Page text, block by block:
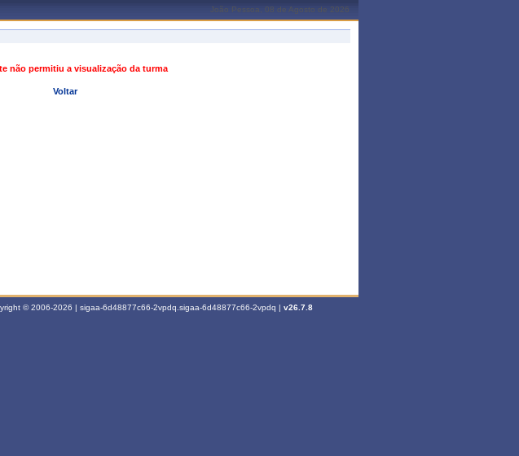
João Pessoa, 08 de Agosto de 2026
não permitiu a visualização da turma
Voltar
© 2006-2026 | sigaa-6d48877c66-2vpdq.sigaa-6d48877c66-2vpdq | v26.7.8